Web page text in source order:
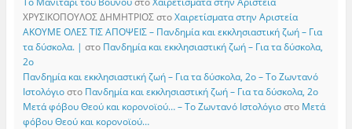
ΧΡΥΣΙΚΟΠΟΥΛΟΣ ΔΗΜΗΤΡΙΟΣστοΧαιρετίσματα στην Αριστεία
ΑΚΟΥΜΕ ΟΛΕΣ ΤΙΣ ΑΠΟΨΕΙΣ – Πανδημία και εκκλησιαστική ζωή – Για
τα δύσκολα. | στο Πανδημία και εκκλησιαστική ζωή – Για τα δύσκολα,
2ο
Πανδημία και εκκλησιαστική ζωή – Για τα δύσκολα, 2ο – Το Zωντανό
Iστολόγιοστο Πανδημία και εκκλησιαστική ζωή – Για τα δύσκολα, 2ο
Μετά φόβου Θεού και κορονοϊού… – Το Zωντανό Iστολόγιοστο Μετά
φόβου Θεού και κορονοϊού…